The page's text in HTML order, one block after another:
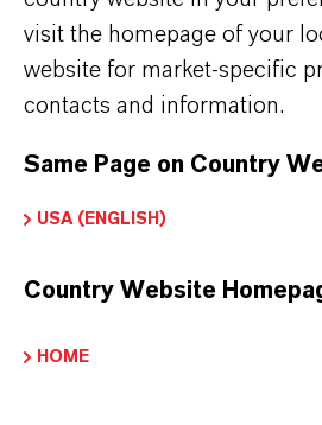
朗盛将所有生产添加剂的
品加工商开发、生产和销
供服务。
visit the homepage of your
website for market-specific
contacts and information.
Same Page on Country
USA (ENGLISH)
Country Website
HOME